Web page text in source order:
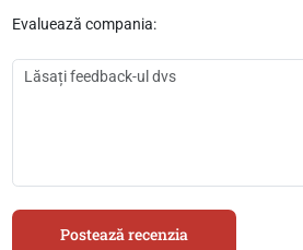
Evaluează compania:
Postează recenzia